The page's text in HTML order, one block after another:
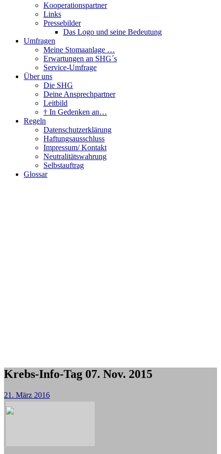
Kooperationspartner
Links
Pressebilder
Das Logo und seine Bedeutung
Umfragen
Meine Stomaanlage …
Erwartungen an SHG´s
Service-Umfrage
Über uns
Die SHG
Deine Ansprechpartner
Leitbild
† In Gedenken an…
Regeln
Datenschutzerklärung
Haftungsausschluss
Impressum/ Kontakt
Neutralitätswahrung
Selbstauftrag
Glossar
Krebs-Info-Tag 07. Nov. 2015
21. März 2016